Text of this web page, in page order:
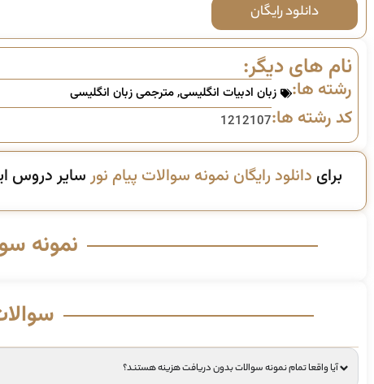
دانلود رایگان
نام های دیگر:
رشته ها: زبان ادبیات انگلیسی,مترجمی زبان انگلیسی
کد رشته ها:1212107
برای دانلود رایگان نمونه سوالات پیام نورسایر دروس
نمونه
آیا واقعا تمام نمونه سوالات بدون دریافت هزینه هستند؟